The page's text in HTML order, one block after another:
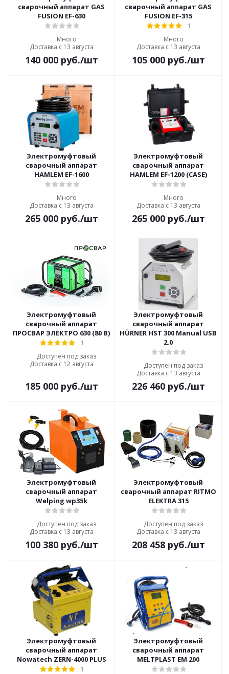
сварочный аппарат GAS
FUSION EF-630
Много
Доставка с 13 августа
140 000руб./шт
сварочный аппарат GAS
FUSION EF-315
1
Много
Доставка с 13 августа
105 000руб./шт
Электромуфтовый
сварочный аппарат
HAMLEM EF-1600
Много
Доставка с 13 августа
265 000руб./шт
Электромуфтовый
сварочный аппарат
HAMLEM EF-1200 (CASE)
Много
Доставка с 13 августа
265 000руб./шт
Электромуфтовый
сварочный аппарат
ПРОСВАР ЭЛЕКТРО 630 (80 В)
1
Доступен под заказ
Доставка с 12 августа
185 000руб./шт
Электромуфтовый
сварочный аппарат
HÜRNER HST 300 Manual USB
2.0
Доступен под заказ
Доставка с 13 августа
226 460руб./шт
Электромуфтовый
сварочный аппарат
Welping wp35k
Доступен под заказ
Доставка с 13 августа
100 380руб./шт
Электромуфтовый
сварочный аппарат RITMO
ELEKTRA 315
Доступен под заказ
Доставка с 13 августа
208 458руб./шт
Электромуфтовый
сварочный аппарат
Nowatech ZERN-4000 PLUS
1
Электромуфтовый
сварочный аппарат
MELTPLAST EM 200